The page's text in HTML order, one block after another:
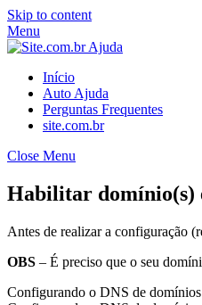
Skip to content
Menu
Início
Auto Ajuda
Perguntas Frequentes
site.com.br
Close Menu
Habilitar domínio(s)
Antes de realizar a configuração
OBS – É preciso que o seu
Configurando o DNS de